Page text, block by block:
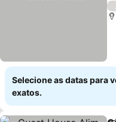
Selecione as datas para
exatos.